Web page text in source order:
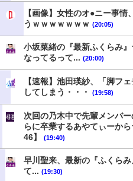
【画像】女性のオ●ニー事情
うｗｗｗｗｗｗｗ (20:05)
小坂菜緒の『最新ふくらみ
なってるって... (20:00)
【速報】池田瑛紗、「脚フ
してしまう・・・
(19:58)
次回の乃木中で先輩メンバ
らに卒業するあやてぃーか
46】
(19:40)
早川聖来、最新の『ふくら
て... (19:30)